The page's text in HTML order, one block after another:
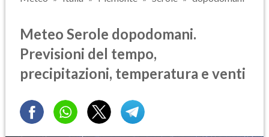
Meteo Serole dopodomani.
Previsioni del tempo,
precipitazioni, temperatura e venti